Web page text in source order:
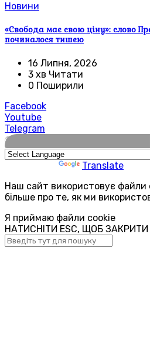
Новини
«Свобода має свою ціну»: слово
починалося тишею
16 Липня, 2026
3 хв Читати
0 Поширили
Facebook
Youtube
Telegram
🌍
Translate
Наш сайт використовує файли
більше про те, як ми
Я приймаю файли cookie
НАТИСНІТИ ESC, ЩОБ ЗАКРИТИ